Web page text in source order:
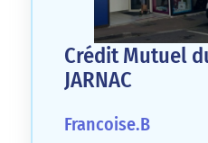
Crédit Mutuel
JARNAC
Francoise.B